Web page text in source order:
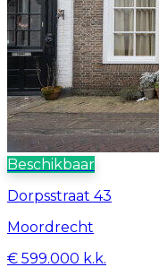
Beschikbaar
Dorpsstraat 43
Moordrecht
€ 599.000 k.k.